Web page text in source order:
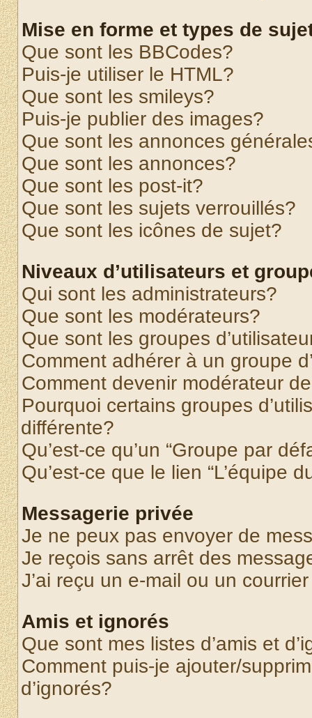
Mise en forme et types de
Que sont les BBCodes?
Puis-je utiliser le HTML?
Que sont les smileys?
Puis-je publier des images?
Que sont les annonces
Que sont les annonces?
Que sont les post-it?
Que sont les sujets verrouillés?
Que sont les icônes de sujet?
Niveaux d’utilisateurs et
Qui sont les administrateurs?
Que sont les modérateurs?
Que sont les groupes
Comment adhérer à un groupe
Comment devenir modérateur
Pourquoi certains groupes
différente?
Qu’est-ce qu’un “Groupe par
Qu’est-ce que le lien “L’équipe
Messagerie privée
Je ne peux pas envoyer de
Je reçois sans arrêt des
J’ai reçu un e-mail ou un
Amis et ignorés
Que sont mes listes d’amis et
Comment puis-je ajouter/
d’ignorés?